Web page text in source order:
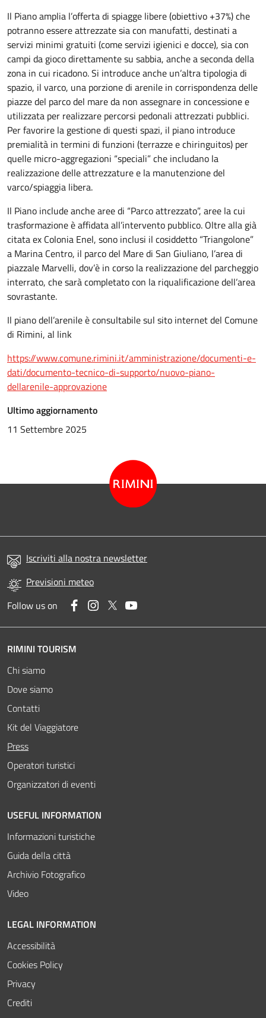
Il Piano amplia l’offerta di spiagge libere (obiettivo +37%) che
potranno essere attrezzate sia con manufatti, destinati a
servizi minimi gratuiti (come servizi igienici e docce), sia con
campi da gioco direttamente su sabbia, anche a seconda della
zona in cui ricadono. Si introduce anche un’altra tipologia di
spazio, il varco, una porzione di arenile in corrispondenza delle
piazze del parco del mare da non assegnare in concessione e
utilizzata per realizzare percorsi pedonali attrezzati pubblici.
Per favorire la gestione di questi spazi, il piano introduce
premialità in termini di funzioni (terrazze e chiringuitos) per
quelle micro-aggregazioni “speciali” che includano la
realizzazione delle attrezzature e la manutenzione del
varco/spiaggia libera.
Il Piano include anche aree di “Parco attrezzato”, aree la cui
trasformazione è affidata all’intervento pubblico. Oltre alla già
citata ex Colonia Enel, sono inclusi il cosiddetto “Triangolone”
a Marina Centro, il parco del Mare di San Giuliano, l’area di
piazzale Marvelli, dov’è in corso la realizzazione del parcheggio
interrato, che sarà completato con la riqualificazione dell’area
sovrastante.
Il piano dell’arenile è consultabile sul sito internet del Comune
di Rimini, al link
https://www.comune.rimini.it/amministrazione/documenti-e-
dati/documento-tecnico-di-supporto/nuovo-piano-
dellarenile-approvazione
Ultimo aggiornamento
11 Settembre 2025
Iscriviti alla nostra newsletter
Previsioni meteo
Follow us on
FacebookInstagram
Twitter
RIMINI TOURISM
Chi siamo
Dove siamo
Contatti
Kit del Viaggiatore
Press
Operatori turistici
Organizzatori di eventi
USEFUL INFORMATION
Informazioni turistiche
Guida della città
Archivio Fotografico
Video
LEGAL INFORMATION
Accessibilità
Cookies Policy
Privacy
Crediti